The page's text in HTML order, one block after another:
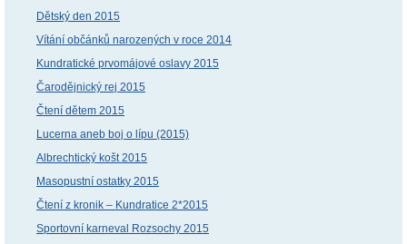
Dětský den 2015
Vítání občánků narozených v roce 2014
Kundratické prvomájové oslavy 2015
Čarodějnický rej 2015
Čtení dětem 2015
Lucerna aneb boj o lípu (2015)
Albrechtický košt 2015
Masopustní ostatky 2015
Čtení z kronik – Kundratice 2*2015
Sportovní karneval Rozsochy 2015